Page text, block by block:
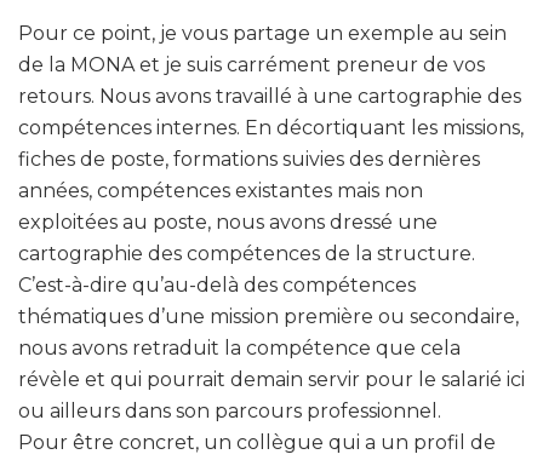
Pour ce point, je vous partage un exemple au sein
de la MONA et je suis carrément preneur de vos
retours. Nous avons travaillé à une cartographie des
compétences internes. En décortiquant les missions,
fiches de poste, formations suivies des dernières
années, compétences existantes mais non
exploitées au poste, nous avons dressé une
cartographie des compétences de la structure.
C’est-à-dire qu’au-delà des compétences
thématiques d’une mission première ou secondaire,
nous avons retraduit la compétence que cela
révèle et qui pourrait demain servir pour le salarié ici
ou ailleurs dans son parcours professionnel.
Pour être concret, un collègue qui a un profil de